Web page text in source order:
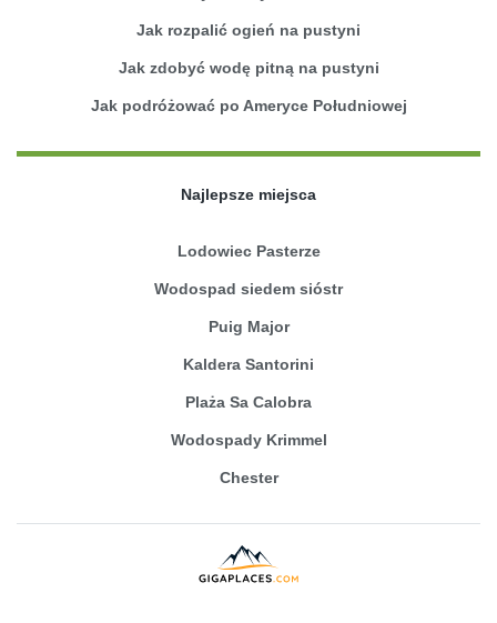
Jak rozpalić ogień na pustyni
Jak zdobyć wodę pitną na pustyni
Jak podróżować po Ameryce Południowej
Najlepsze miejsca
Lodowiec Pasterze
Wodospad siedem sióstr
Puig Major
Kaldera Santorini
Plaża Sa Calobra
Wodospady Krimmel
Chester